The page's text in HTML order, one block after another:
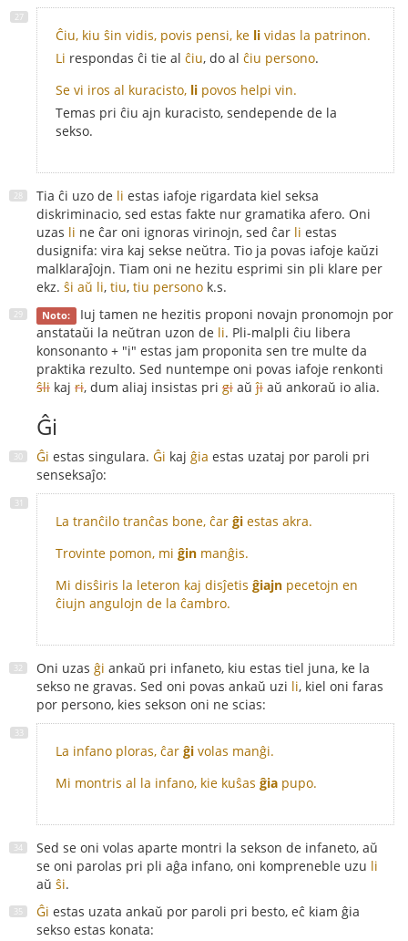
Ĉiu, kiu ŝin vidis, povis pensi, ke li vidas la patrinon.
Li respondas ĉi tie al ĉiu, do al ĉiu persono.
Se vi iros al kuracisto, li povos helpi vin.
Temas pri ĉiu ajn kuracisto, sendepende de la
sekso.
Tia ĉi uzo de li estas iafoje rigardata kiel seksa
diskriminacio, sed estas fakte nur gramatika afero. Oni
uzas li ne ĉar oni ignoras virinojn, sed ĉar li estas
dusignifa: vira kaj sekse neŭtra. Tio ja povas iafoje kaŭzi
malklaraĵojn. Tiam oni ne hezitu esprimi sin pli klare per
ekz. ŝi aŭ li, tiu, tiu persono k.s.
Noto: Iuj tamen ne hezitis proponi novajn pronomojn por
anstataŭi la neŭtran uzon de li. Pli-malpli ĉiu libera
konsonanto + "i" estas jam proponita sen tre multe da
praktika rezulto. Sed nuntempe oni povas iafoje renkonti
ŝli kaj ri, dum aliaj insistas pri gi aŭĵi aŭ ankoraŭ io alia.
Ĝi
Ĝi estas singulara. Ĝi kaj ĝia estas uzataj por paroli pri
senseksaĵo:
La tranĉilo tranĉas bone, ĉar ĝi estas akra.
Trovinte pomon, mi ĝin manĝis.
Mi disŝiris la leteron kaj disĵetis ĝiajn pecetojn en
ĉiujn angulojn de la ĉambro.
Oni uzas ĝi ankaŭ pri infaneto, kiu estas tiel juna, ke la
sekso ne gravas. Sed oni povas ankaŭ uzi li, kiel oni faras
por persono, kies sekson oni ne scias:
La infano ploras, ĉar ĝi volas manĝi.
Mi montris al la infano, kie kuŝas ĝia pupo.
Sed se oni volas aparte montri la sekson de infaneto, aŭ
se oni parolas pri pli aĝa infano, oni kompreneble uzu li
aŭ ŝi.
Ĝi estas uzata ankaŭ por paroli pri besto, eĉ kiam ĝia
sekso estas konata: